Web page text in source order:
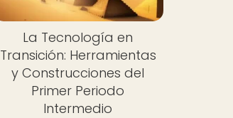
La Tecnología en
Transición: Herramientas
y Construcciones del
Primer Periodo
Intermedio